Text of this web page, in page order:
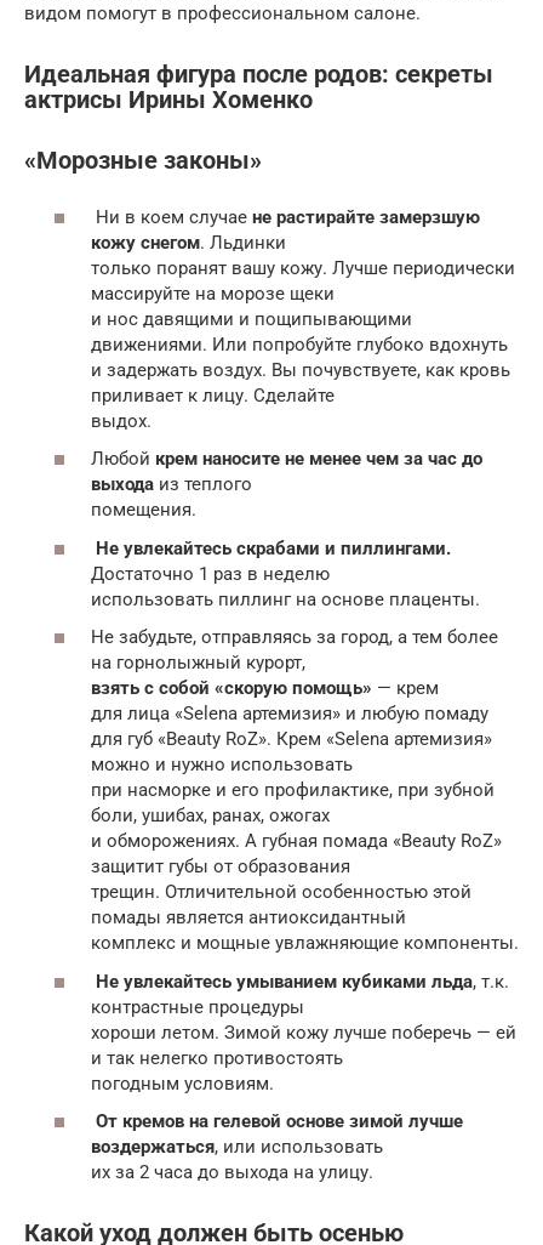
видом помогут в профессиональном салоне.
Идеальная фигура после родов: секреты
актрисы Ирины Хоменко
«Морозные законы»
Ни в коем случае не растирайте замерзшую
кожу снегом. Льдинки
только поранят вашу кожу. Лучше периодически
массируйте на морозе щеки
и нос давящими и пощипывающими
движениями. Или попробуйте глубоко вдохнуть
и задержать воздух. Вы почувствуете, как кровь
приливает к лицу. Сделайте
выдох.
Любой крем наносите не менее чем за час до
выхода из теплого
помещения.
Не увлекайтесь скрабами и пиллингами.
Достаточно 1 раз в неделю
использовать пиллинг на основе плаценты.
Не забудьте, отправляясь за город, а тем более
на горнолыжный курорт,
взять с собой «скорую помощь» — крем
для лица «Selena артемизия» и любую помаду
для губ «Beauty RoZ». Крем «Selena артемизия»
можно и нужно использовать
при насморке и его профилактике, при зубной
боли, ушибах, ранах, ожогах
и обморожениях. А губная помада «Beauty RoZ»
защитит губы от образования
трещин. Отличительной особенностью этой
помады является антиоксидантный
комплекс и мощные увлажняющие компоненты.
Не увлекайтесь умыванием кубиками льда, т.к.
контрастные процедуры
хороши летом. Зимой кожу лучше поберечь — ей
и так нелегко противостоять
погодным условиям.
От кремов на гелевой основе зимой лучше
воздержаться, или использовать
их за 2 часа до выхода на улицу.
Какой уход должен быть осенью